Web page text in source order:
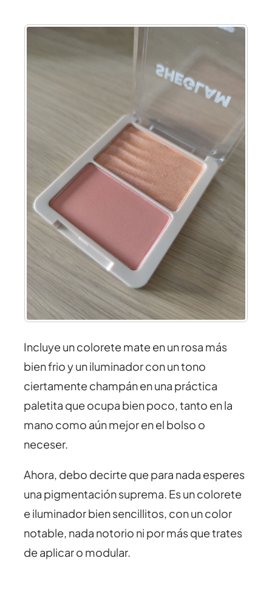
Incluye un colorete mate en un rosa más
bien frio y un iluminador con un tono
ciertamente champán en una práctica
paletita que ocupa bien poco, tanto en la
mano como aún mejor en el bolso o
neceser.
Ahora, debo decirte que para nada esperes
una pigmentación suprema. Es un colorete
e iluminador bien sencillitos, con un color
notable, nada notorio ni por más que trates
de aplicar o modular.